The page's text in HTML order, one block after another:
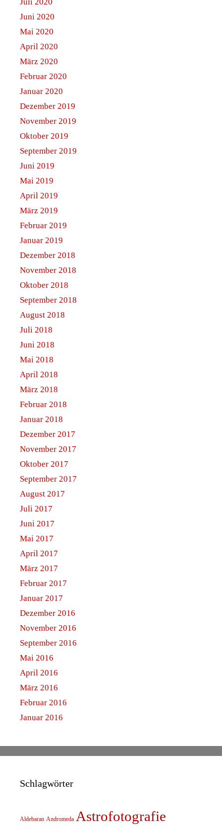
Juni 2020
Mai 2020
April 2020
März 2020
Februar 2020
Januar 2020
Dezember 2019
November 2019
Oktober 2019
September 2019
Juni 2019
Mai 2019
April 2019
März 2019
Februar 2019
Januar 2019
Dezember 2018
November 2018
Oktober 2018
September 2018
August 2018
Juli 2018
Juni 2018
Mai 2018
April 2018
März 2018
Februar 2018
Januar 2018
Dezember 2017
November 2017
Oktober 2017
September 2017
August 2017
Juli 2017
Juni 2017
Mai 2017
April 2017
März 2017
Februar 2017
Januar 2017
Dezember 2016
November 2016
September 2016
Mai 2016
April 2016
März 2016
Februar 2016
Januar 2016
Schlagwörter
Aldebaran Andromeda Astrofotografie